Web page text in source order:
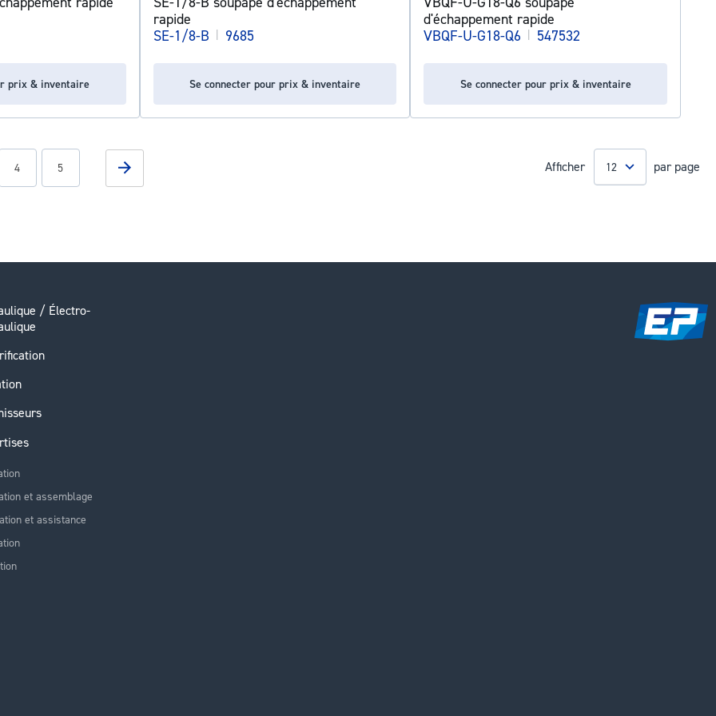
prix & inventaire
rapide
SE-1/8-B | 9685
Se connecter pour prix & inventaire
d'échappement rapide
VBQF-U-G18-Q6 | 547532
Se connecter pour prix & inventaire
Page
4 Page
5 Page
Suivant Afficher par page
/ Électro-
et assemblage
et assistance